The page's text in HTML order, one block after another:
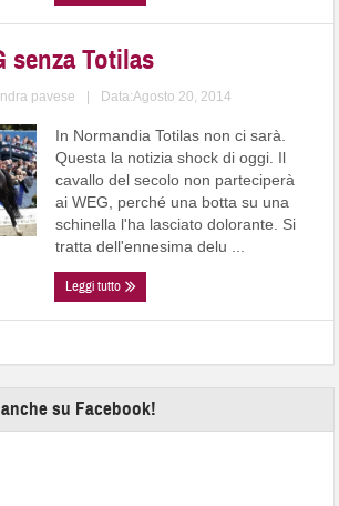
senza Totilas
pavese Data:Agosto 20, 2014
In Normandia Totilas non ci sarà.
Questa la notizia shock di oggi. Il
cavallo del secolo non parteciperà
ai WEG, perché una botta su una
schinella l'ha lasciato dolorante. Si
tratta dell'ennesima delu ...
Leggi tutto
su Facebook!